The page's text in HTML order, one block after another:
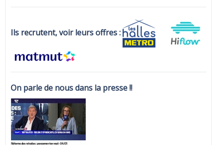
Ils recrutent, voir leurs offres :
On parle de nous dans la presse !!